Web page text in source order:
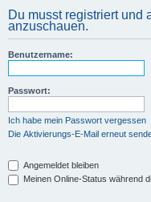
Du musst registriert und
anzuschauen.
Benutzername:
Passwort:
Ich habe mein Passwort vergessen
Die Aktivierungs-E-Mail erneut
Angemeldet bleiben
Meinen Online-Status während